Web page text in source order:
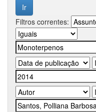
Filtros correntes: